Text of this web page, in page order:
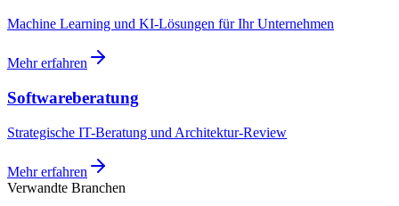
Machine Learning und KI-Lösungen für Ihr Unternehmen
Mehr erfahren
Softwareberatung
Strategische IT-Beratung und Architektur-Review
Mehr erfahren
Verwandte Branchen